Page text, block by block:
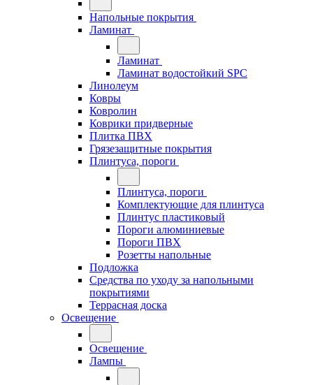
Напольные покрытия
Ламинат
Ламинат
Ламинат водостойкий SPC
Линолеум
Ковры
Ковролин
Коврики придверные
Плитка ПВХ
Грязезащитные покрытия
Плинтуса, пороги
Плинтуса, пороги
Комплектующие для плинтуса
Плинтус пластиковый
Пороги алюминиевые
Пороги ПВХ
Розетты напольные
Подложка
Средства по уходу за напольными
покрытиями
Террасная доска
Освещение
Освещение
Лампы